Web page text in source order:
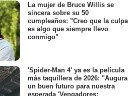
La mujer de Bruce Willis se
sincera sobre su 50
cumpleaños: "Creo que la culpa
es algo que siempre llevo
conmigo"
'Spider-Man 4' ya es la película
más taquillera de 2026: "Augura
un buen futuro para nuestra
esperada 'Vengadores: